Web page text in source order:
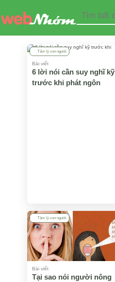
Tâm lý con người
Bài viết
6 lời nói cần suy nghĩ kỹ
trước khi phát ngôn
Tâm lý con người
Bài viết
Tại sao nói người nông